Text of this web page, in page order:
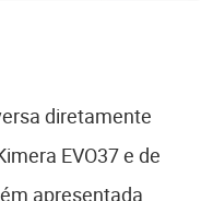
diretamente
EVO37 e de
apresentada